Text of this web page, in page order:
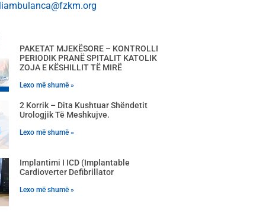
PAKETAT MJEKËSORE – KONTROLLI
PERIODIK PRANË SPITALIT KATOLIK
ZOJA E KËSHILLIT TË MIRË
Lexo më shumë »
2 Korrik – Dita Kushtuar Shëndetit
Urologjik Të Meshkujve.
Lexo më shumë »
Implantimi I ICD (Implantable
Cardioverter Defibrillator
Lexo më shumë »